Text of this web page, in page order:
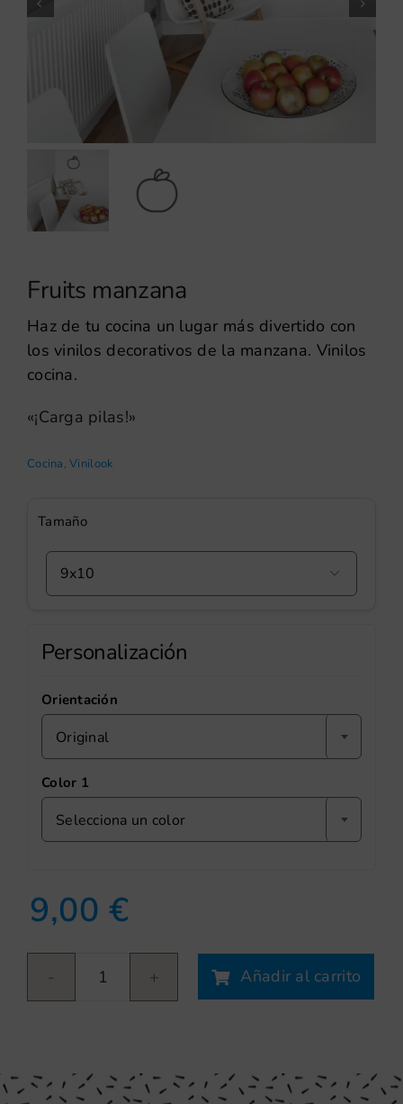
Fruits manzana
Haz de tu cocina un lugar más divertido con
los vinilos decorativos de la manzana. Vinilos
cocina.
«¡Carga pilas!»
Cocina,Vinilook
Tamaño

Personalización
Orientación
Original
Color 1
Selecciona un color
9,00 €
Fruits
manzana
Añadir al carrito